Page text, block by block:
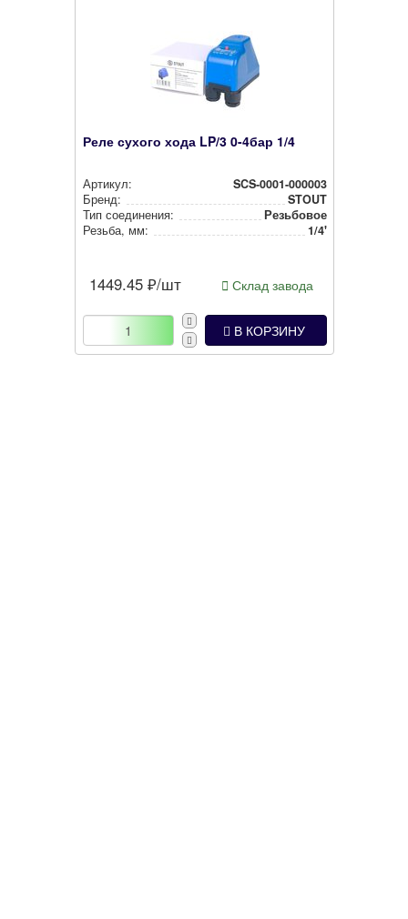
Реле сухого хода LP/3 0-4бар 1/4
Артикул:
SCS-0001-000003
Бренд:
STOUT
Тип соединения:
Резьбовое
Резьба, мм:
1/4'
1449.45 ₽/шт Склад завода
В КОРЗИНУ